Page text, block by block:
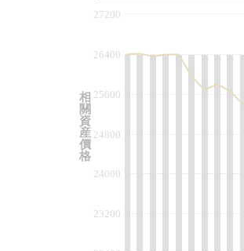
24000
23200
24800
25600
26400
27200
相
關
資
産
價
格